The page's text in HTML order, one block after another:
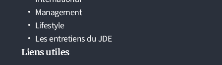
Management
Lifestyle
Les entretiens du JDE
Liens utiles